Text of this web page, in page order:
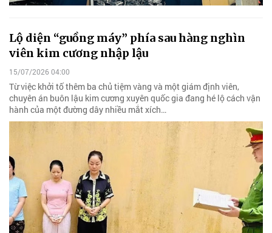
Lộ diện “guồng máy” phía sau hàng nghìn
viên kim cương nhập lậu
15/07/2026 04:00
Từ việc khởi tố thêm ba chủ tiệm vàng và một giám định viên,
chuyên án buôn lậu kim cương xuyên quốc gia đang hé lộ cách vận
hành của một đường dây nhiều mắt xích…